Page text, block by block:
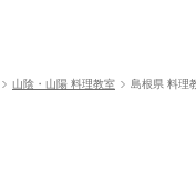
山陰・山陽 料理教室 島根県 料理